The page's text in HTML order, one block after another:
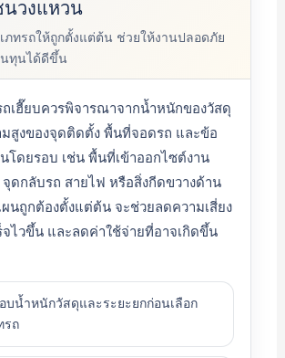
นวงแหวน
ภทรถให้ถูกตั้งแต่ต้น ช่วยให้งานปลอดภัย
ทุนได้ดีขึ้น
ถเฮี๊ยบควรพิจารณาจากน้ำหนักของวัสดุ
มสูงของจุดติดตั้ง พื้นที่จอดรถ และข้อ
โดยรอบ เช่น พื้นที่เข้าออกไซต์งาน
จุดกลับรถ สายไฟ หรือสิ่งกีดขวางด้าน
นถูกต้องตั้งแต่ต้น จะช่วยลดความเสี่ยง
จไวขึ้น และลดค่าใช้จ่ายที่อาจเกิดขึ้น
บน้ำหนักวัสดุและระยะยกก่อนเลือก
รถ